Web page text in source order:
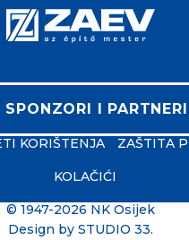
SPONZORI I PARTNERI
KORIŠTENJA ZAŠTITA
KOLAČIĆI
© 1947-2026 NK Osijek
Design by STUDIO 33.